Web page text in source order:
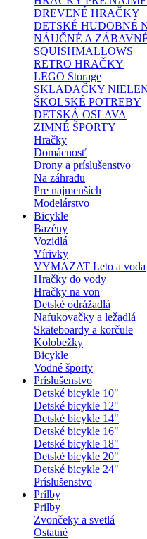
DREVENÉ HRAČKY
DETSKÉ HUDOBNÉ
NÁUČNÉ A
SQUISHMALLOWS
RETRO HRAČKY
LEGO Storage
SKLADAČKY
ŠKOLSKÉ POTREBY
DETSKÁ OSLAVA
ZIMNÉ ŠPORTY
Hračky
Domácnosť
Drony a príslušenstvo
Na záhradu
Pre najmenších
Modelárstvo
Bicykle
Bazény
Vozidlá
Vírivky
VYMAZAT Leto a voda
Hračky do vody
Hračky na von
Detské odrážadlá
Nafukovačky a ležadlá
Skateboardy a korčule
Kolobežky
Bicykle
Vodné športy
Príslušenstvo
Detské bicykle 10"
Detské bicykle 12"
Detské bicykle 14"
Detské bicykle 16"
Detské bicykle 18"
Detské bicykle 20"
Detské bicykle 24"
Príslušenstvo
Prilby
Prilby
Zvončeky a svetlá
Ostatné